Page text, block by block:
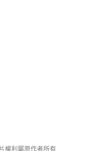
權利屬原作者所有